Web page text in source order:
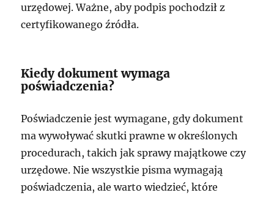
urzędowej. Ważne, aby podpis pochodził z
certyfikowanego źródła.
Kiedy dokument wymaga
poświadczenia?
Poświadczenie jest wymagane, gdy dokument
ma wywoływać skutki prawne w określonych
procedurach, takich jak sprawy majątkowe czy
urzędowe. Nie wszystkie pisma wymagają
poświadczenia, ale warto wiedzieć, które